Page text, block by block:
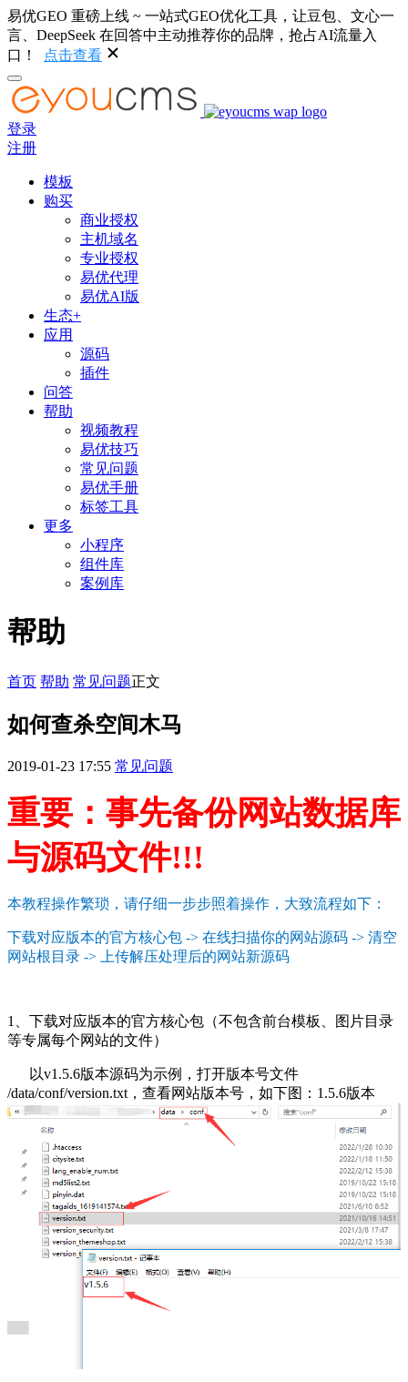
易优GEO 重磅上线 ~ 一站式GEO优化工具，让豆包、文心一
言、DeepSeek 在回答中主动推荐你的品牌，抢占AI流量入
口！
点击查看
登录
注册
模板
购买
商业授权
主机域名
专业授权
易优代理
易优AI版
生态+
应用
源码
插件
问答
帮助
视频教程
易优技巧
常见问题
易优手册
标签工具
更多
小程序
组件库
案例库
帮助
首页 帮助 常见问题正文
如何查杀空间木马
2019-01-23 17:55 常见问题
重要：事先备份网站数据库
与源码文件!!!
本教程操作繁琐，请仔细一步步照着操作，大致流程如下：
下载对应版本的官方核心包 -> 在线扫描你的网站源码 -> 清空
网站根目录 -> 上传解压处理后的网站新源码
1、下载对应版本的官方核心包（不包含前台模板、图片目录
等专属每个网站的文件）
以v1.5.6版本源码为示例，打开版本号文件
/data/conf/version.txt，查看网站版本号，如下图：1.5.6版本